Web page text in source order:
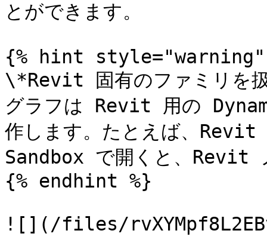
とができます。
{% hint style="warning"
\*Revit 固有のファミリを扱
グラフは Revit 用の
作します。たとえば、Revit
Sandbox で開くと、Revit
{% endhint %}
![](/files/